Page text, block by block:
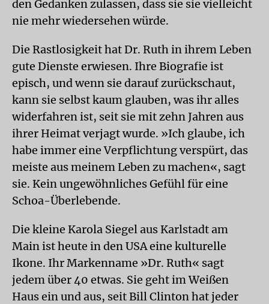
den Gedanken zulassen, dass sie sie vielleicht
nie mehr wiedersehen würde.
Die Rastlosigkeit hat Dr. Ruth in ihrem Leben
gute Dienste erwiesen. Ihre Biografie ist
episch, und wenn sie darauf zurückschaut,
kann sie selbst kaum glauben, was ihr alles
widerfahren ist, seit sie mit zehn Jahren aus
ihrer Heimat verjagt wurde. »Ich glaube, ich
habe immer eine Verpflichtung verspürt, das
meiste aus meinem Leben zu machen«, sagt
sie. Kein ungewöhnliches Gefühl für eine
Schoa-Überlebende.
Die kleine Karola Siegel aus Karlstadt am
Main ist heute in den USA eine kulturelle
Ikone. Ihr Markenname »Dr. Ruth« sagt
jedem über 40 etwas. Sie geht im Weißen
Haus ein und aus, seit Bill Clinton hat jeder